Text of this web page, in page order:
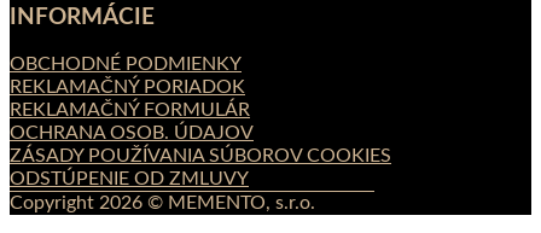
INFORMÁCIE
OBCHODNÉ PODMIENKY
REKLAMAČNÝ PORIADOK
REKLAMAČNÝ FORMULÁR
OCHRANA OSOB. ÚDAJOV
ZÁSADY POUŽÍVANIA SÚBOROV COOKIES
ODSTÚPENIE OD ZMLUVY
Copyright 2026 © MEMENTO, s.r.o.